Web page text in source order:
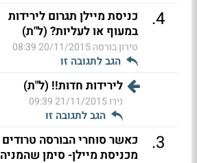
4
.
כניסת מיילן תגרום לירידות
במעוף או לעליות? (ל"ת)
טירון בורסה20/11/2015 08:39
הגב לתגובה זו
לירידות חדות!! (ל"ת)
נירו21/11/2015 09:39
הגב לתגובה זו
3
.
כאשר סוחרי הבורסה טרודים
מכניסת מיילן- סימן שהמניה